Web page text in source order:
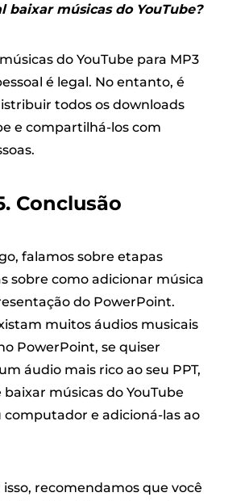
baixar músicas do YouTube?
do YouTube para MP3
é legal. No entanto, é
todos os downloads
e compartilhá-los com
Conclusão
falamos sobre etapas
sobre como adicionar música
do PowerPoint.
muitos áudios musicais
PowerPoint, se quiser
áudio mais rico ao seu PPT,
baixar músicas do YouTube
computador e adicioná-las ao
isso, recomendamos que você